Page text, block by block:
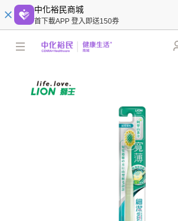
中化裕民商城
首下載APP 登入即送150券